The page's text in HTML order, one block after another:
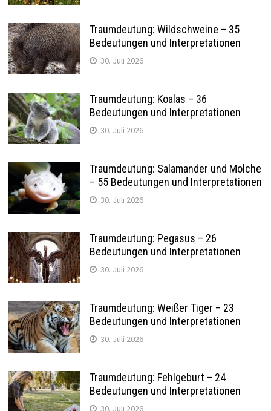
Traumdeutung: Wildschweine – 35
Bedeutungen und Interpretationen
30. Juli 2026
Traumdeutung: Koalas – 36
Bedeutungen und Interpretationen
30. Juli 2026
Traumdeutung: Salamander und Molche
– 55 Bedeutungen und Interpretationen
30. Juli 2026
Traumdeutung: Pegasus – 26
Bedeutungen und Interpretationen
30. Juli 2026
Traumdeutung: Weißer Tiger – 23
Bedeutungen und Interpretationen
30. Juli 2026
Traumdeutung: Fehlgeburt – 24
Bedeutungen und Interpretationen
30. Juli 2026